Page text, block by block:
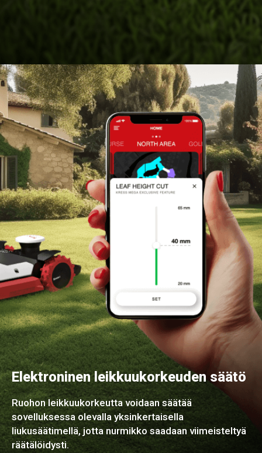
Elektroninen leikkuukorkeuden säätö
Ruohon leikkuukorkeutta voidaan säätää
sovelluksessa olevalla yksinkertaisella
liukusäätimellä, jotta nurmikko saadaan viimeisteltyä
räätälöidysti.